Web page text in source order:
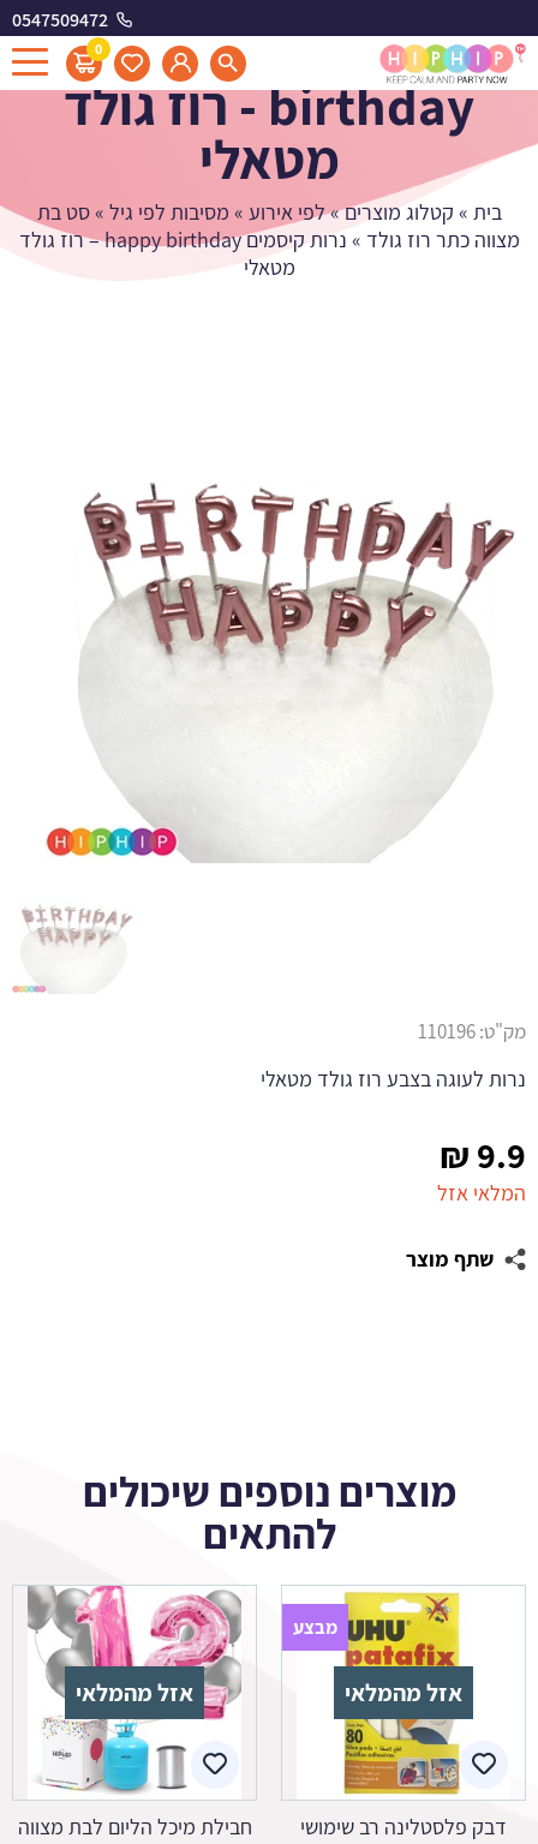
0547509472
0
נרות קיסמים happy
birthday - רוז גולד
מטאלי
בית » קטלוג מוצרים»לפי אירוע » מסיבות לפי גיל »סט בת
מצווה כתר רוז גולד »
נרות קיסמים happy birthday – רוז גולד
מטאלי
9.9
₪
המלאי אזל
שתף מוצר
מק"ט:110196
נרות לעוגה בצבע רוז גולד מטאלי
מוצרים נוספים שיכולים
להתאים
אזל מהמלאי
מבצע
דבק פלסטלינה רב שימושי
אזל מהמלאי
חבילת מיכל הליום לבת מצווה